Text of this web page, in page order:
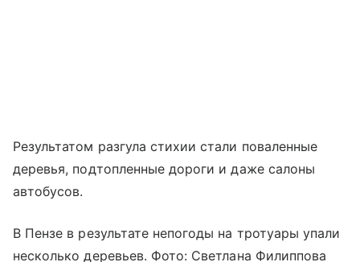
Результатом разгула стихии стали поваленные
деревья, подтопленные дороги и даже салоны
автобусов.
В Пензе в результате непогоды на тротуары упали
несколько деревьев. Фото: Светлана Филиппова